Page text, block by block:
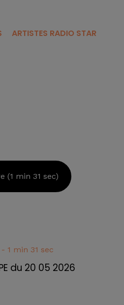
ARTISTES RADIO STAR
(1 min 31 sec)
1 min 31 sec
du 20 05 2026